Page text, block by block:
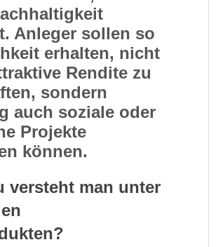
Anleger sollen so
erhalten, nicht
Rendite zu
sondern
auch soziale oder
Projekte
können.
versteht man unter